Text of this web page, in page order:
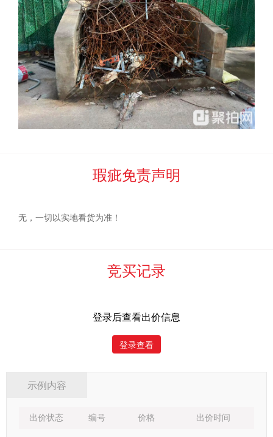
成交”字样并生成成交通知书，视同“拍卖师落槌或者以其他公
开表示买定的方式确认”，此时竞价拍卖成交，佣金数额确定后
应当立即支付，支付标准如下：
1、按照比例计收佣金
竞价成交后，买受人履约完毕，本次成交价为含票自提价
的，买受人应按照委托方向其开具发票的票面价税合计总金额
1
%的标准，向河北中废通拍卖有限公司支付服务佣金；本
次成交价为不含票价（部分特殊物品不能开具发票）的，或者
竞价成交后，竞品数量固定不变的，买受人应按照竞价成
的，买受人按照实际成交数量计算前述服务佣金。
）的标准，向河北中废通拍卖有限公司支付服务
后），买受人未按照《竞买公告》《竞买须知》“招商告知说
瑕疵免责声明
无，一切以实地看货为准！
竞买记录
登录后查看出价信息
登录查看
示例内容
出价状态 编号 价格 出价时间